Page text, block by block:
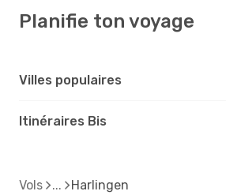
Planifie ton voyage
Villes populaires
Itinéraires Bis
Vols Harlingen